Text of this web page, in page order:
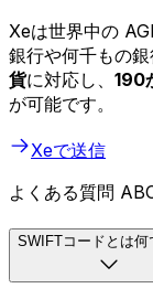
Xeは世界中の
銀行や何千もの銀
貨に対応し、 190
が可能です。
Xeで送信
よくある質問
SWIFTコードとは何